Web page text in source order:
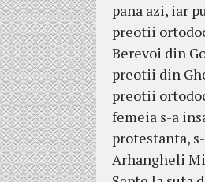
pana azi, iar
preotii
Berevoi din
preotii din
preotii
femeia s-a
protestanta,
Arhangheli